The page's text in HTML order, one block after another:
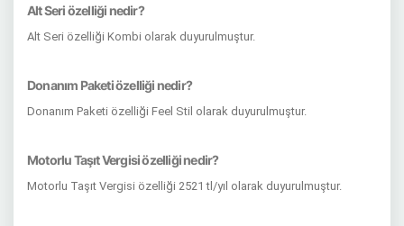
Alt Seri özelliği nedir?
Alt Seri özelliği Kombi olarak duyurulmuştur.
Donanım Paketi özelliği nedir?
Donanım Paketi özelliği Feel Stil olarak duyurulmuştur.
Motorlu Taşıt Vergisi özelliği nedir?
Motorlu Taşıt Vergisi özelliği 2521 tl/yıl olarak duyurulmuştur.